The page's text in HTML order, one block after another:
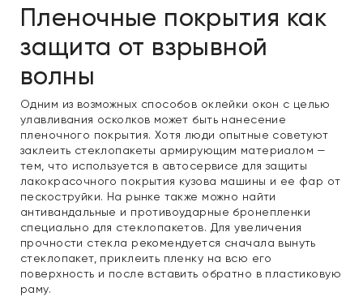
Пленочные покрытия как
защита от взрывной
волны
Одним из возможных способов оклейки окон с целью
улавливания осколков может быть нанесение
пленочного покрытия. Хотя люди опытные советуют
заклеить стеклопакеты армирующим материалом —
тем, что используется в автосервисе для защиты
лакокрасочного покрытия кузова машины и ее фар от
пескоструйки. На рынке также можно найти
антивандальные и противоударные бронепленки
специально для стеклопакетов. Для увеличения
прочности стекла рекомендуется сначала вынуть
стеклопакет, приклеить пленку на всю его
поверхность и после вставить обратно в пластиковую
раму.